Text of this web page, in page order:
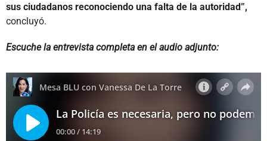
sus ciudadanos reconociendo una falta de la autoridad”,
concluyó.
Escuche la entrevista completa en el audio adjunto: